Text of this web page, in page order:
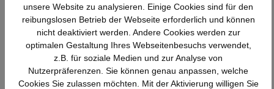
Bundesweit Faire Preise
Erfahrung
Bewährt seit 1958
Kostenlose Beratung
(04205) 635940
unsere Website zu analysieren. Einige Cookies sind für den
reibungslosen Betrieb der Webseite erforderlich und können
nicht deaktiviert werden. Andere Cookies werden zur
optimalen Gestaltung Ihres Webseitenbesuchs verwendet,
z.B. für soziale Medien und zur Analyse von
Nutzerpräferenzen. Sie können genau anpassen, welche
Cookies Sie zulassen möchten. Mit der Aktivierung willigen Sie